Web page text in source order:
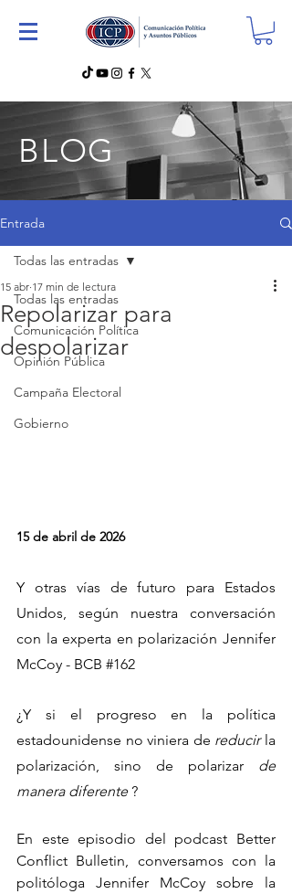
BLOG
Entrada
Todas las entradas
Comunicación Política
Opinión Pública
Campaña Electoral
Gobierno
Todas las entradas
Repolarizar para
despolarizar
15 abr 17 min de lectura
15 de abril de 2026
Y otras vías de futuro para Estados
Unidos, según nuestra conversación
con la experta en polarización Jennifer
McCoy - BCB #162
¿Y si el progreso en la política
estadounidense no viniera de reducir la
polarización, sino de polarizar de
manera diferente ?
En este episodio del podcast Better
Conflict Bulletin, conversamos con la
politóloga Jennifer McCoy sobre la